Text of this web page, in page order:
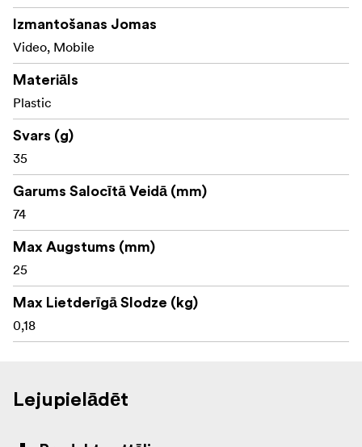
Izmantošanas Jomas
Video, Mobile
Materiāls
Plastic
Svars (g)
35
Garums Salocītā Veidā (mm)
74
Max Augstums (mm)
25
Max Lietderīgā Slodze (kg)
0,18
Lejupielādēt